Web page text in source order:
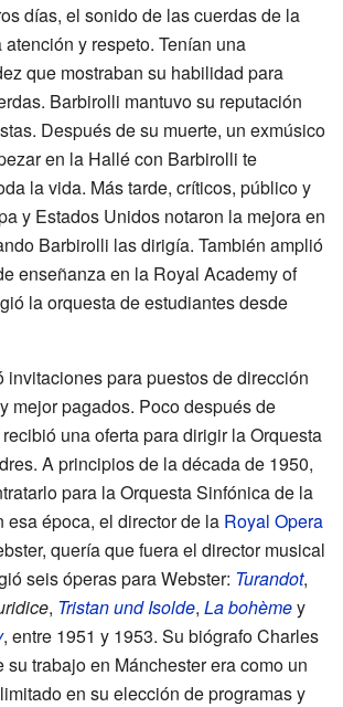
días, el sonido de las cuerdas de la
y respeto. Tenían una
que mostraban su habilidad para
Barbirolli mantuvo su reputación
Después de su muerte, un exmúsico
en la Hallé con Barbirolli te
la vida. Más tarde, críticos, público y
y Estados Unidos notaron la mejora en
Barbirolli las dirigía. También amplió
enseñanza en la Royal Academy of
la orquesta de estudiantes desde
invitaciones para puestos de dirección
mejor pagados. Poco después de
una oferta para dirigir la Orquesta
A principios de la década de 1950,
para la Orquesta Sinfónica de la
esa época, el director de la Royal Opera
quería que fuera el director musical
seis óperas para Webster: Turandot,
, Tristan und Isolde, La bohèmey
, entre 1951 y 1953. Su biógrafo Charles
su trabajo en Mánchester era como un
en su elección de programas y